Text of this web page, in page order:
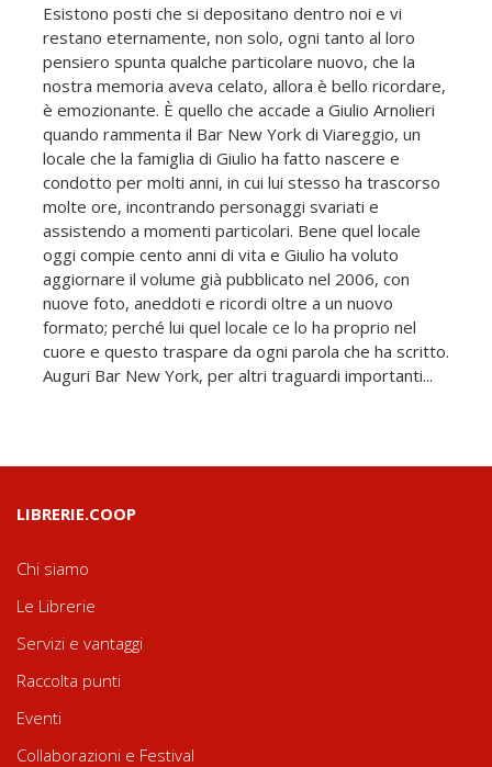
Esistono posti che si depositano dentro noi e vi
restano eternamente, non solo, ogni tanto al loro
pensiero spunta qualche particolare nuovo, che la
nostra memoria aveva celato, allora è bello ricordare,
è emozionante. È quello che accade a Giulio Arnolieri
quando rammenta il Bar New York di Viareggio, un
locale che la famiglia di Giulio ha fatto nascere e
condotto per molti anni, in cui lui stesso ha trascorso
molte ore, incontrando personaggi svariati e
assistendo a momenti particolari. Bene quel locale
oggi compie cento anni di vita e Giulio ha voluto
aggiornare il volume già pubblicato nel 2006, con
nuove foto, aneddoti e ricordi oltre a un nuovo
formato; perché lui quel locale ce lo ha proprio nel
cuore e questo traspare da ogni parola che ha scritto.
Auguri Bar New York, per altri traguardi importanti...
LIBRERIE.COOP
Chi siamo
Le Librerie
Servizi e vantaggi
Raccolta punti
Eventi
Collaborazioni e Festival